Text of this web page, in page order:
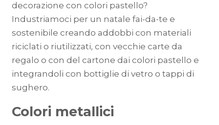
decorazione con colori pastello?
Industriamoci per un natale fai-da-te e
sostenibile creando addobbi con materiali
riciclati o riutilizzati, con vecchie carte da
regalo o con del cartone dai colori pastello e
integrandoli con bottiglie di vetro o tappi di
sughero.
Colori metallici